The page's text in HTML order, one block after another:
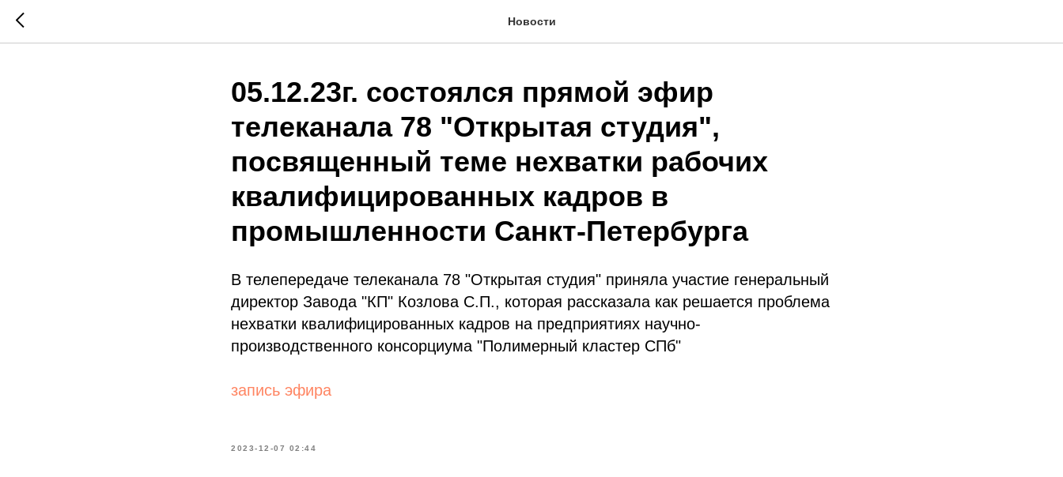
Новости
05.12.23г. состоялся прямой эфир
телеканала 78 "Открытая студия",
посвященный теме нехватки рабочих
квалифицированных кадров в
промышленности Санкт-Петербурга
В телепередаче телеканала 78 "Открытая студия" приняла участие генеральный
директор Завода "КП" Козлова С.П., которая рассказала как решается проблема
нехватки квалифицированных кадров на предприятиях научно-
производственного консорциума "Полимерный кластер СПб"
запись эфира
2023-12-07 02:44